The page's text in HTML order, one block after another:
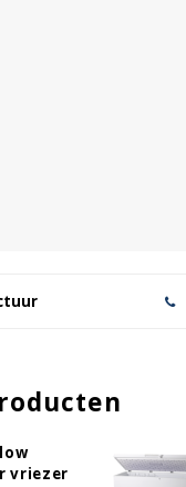
vriezer